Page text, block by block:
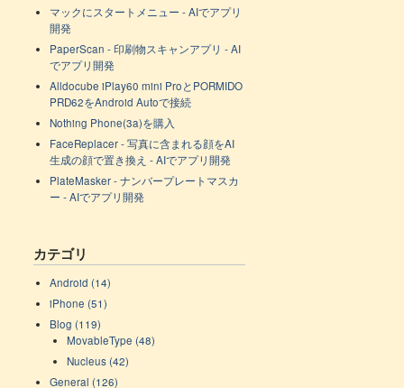
マックにスタートメニュー - AIでアプリ
開発
PaperScan - 印刷物スキャンアプリ - AI
でアプリ開発
Alldocube iPlay60 mini ProとPORMIDO
PRD62をAndroid Autoで接続
Nothing Phone(3a)を購入
FaceReplacer - 写真に含まれる顔をAI
生成の顔で置き換え - AIでアプリ開発
PlateMasker - ナンバープレートマスカ
ー - AIでアプリ開発
カテゴリ
Android (14)
iPhone (51)
Blog (119)
MovableType (48)
Nucleus (42)
General (126)